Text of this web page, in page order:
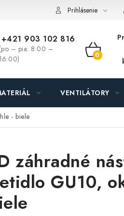
- MEGALED & JANTON Zákamenné
Prihlásenie
903 102 816
– pia: 8:00 –
KOŠÍK
VENTILÁTORY
- biele
záhradné
GU10,